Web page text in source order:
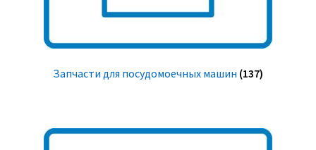
Запчасти для посудомоечных машин (137)